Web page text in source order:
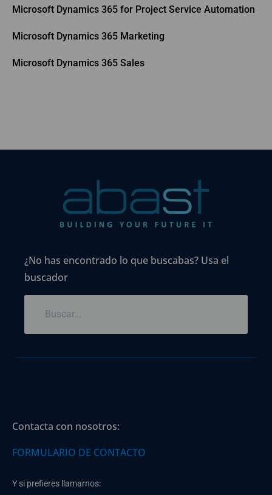
Microsoft Dynamics 365 for Project Service Automation
Microsoft Dynamics 365 Marketing
Microsoft Dynamics 365 Sales
¿No has encontrado lo que buscabas? Usa el
buscador
Contacta con nosotros:
FORMULARIO DE CONTACTO
Y si prefieres llamarnos: